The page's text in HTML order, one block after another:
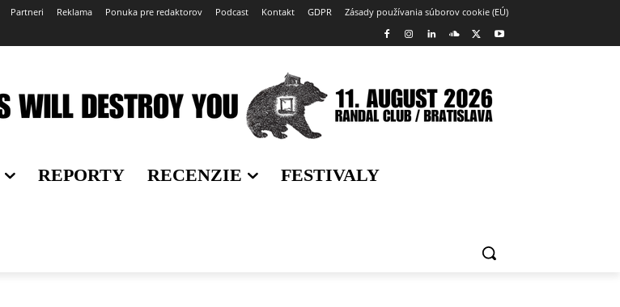
Partneri Reklama Ponuka pre redaktorov Podcast Kontakt GDPR Zásady používania súborov cookie (EÚ)
REPORTY RECENZIE
FESTIVALY